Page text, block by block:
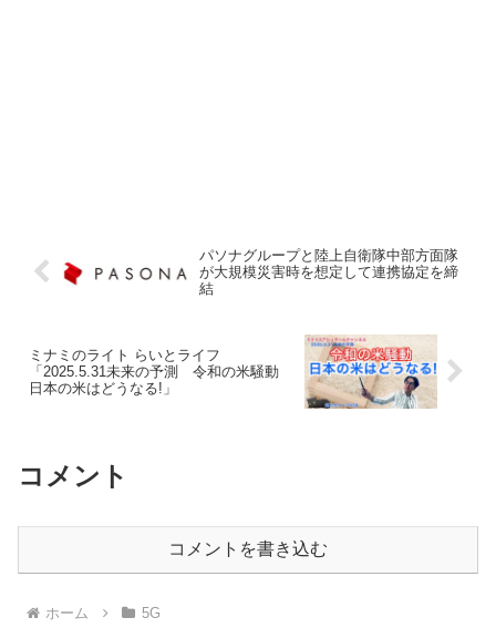
パソナグループと陸上自衛隊中部方面隊
が大規模災害時を想定して連携協定を締
結
ミナミのライト らいとライフ
「2025.5.31未来の予測 令和の米騒動
日本の米はどうなる!」
コメント
コメントを書き込む
ホーム 5G